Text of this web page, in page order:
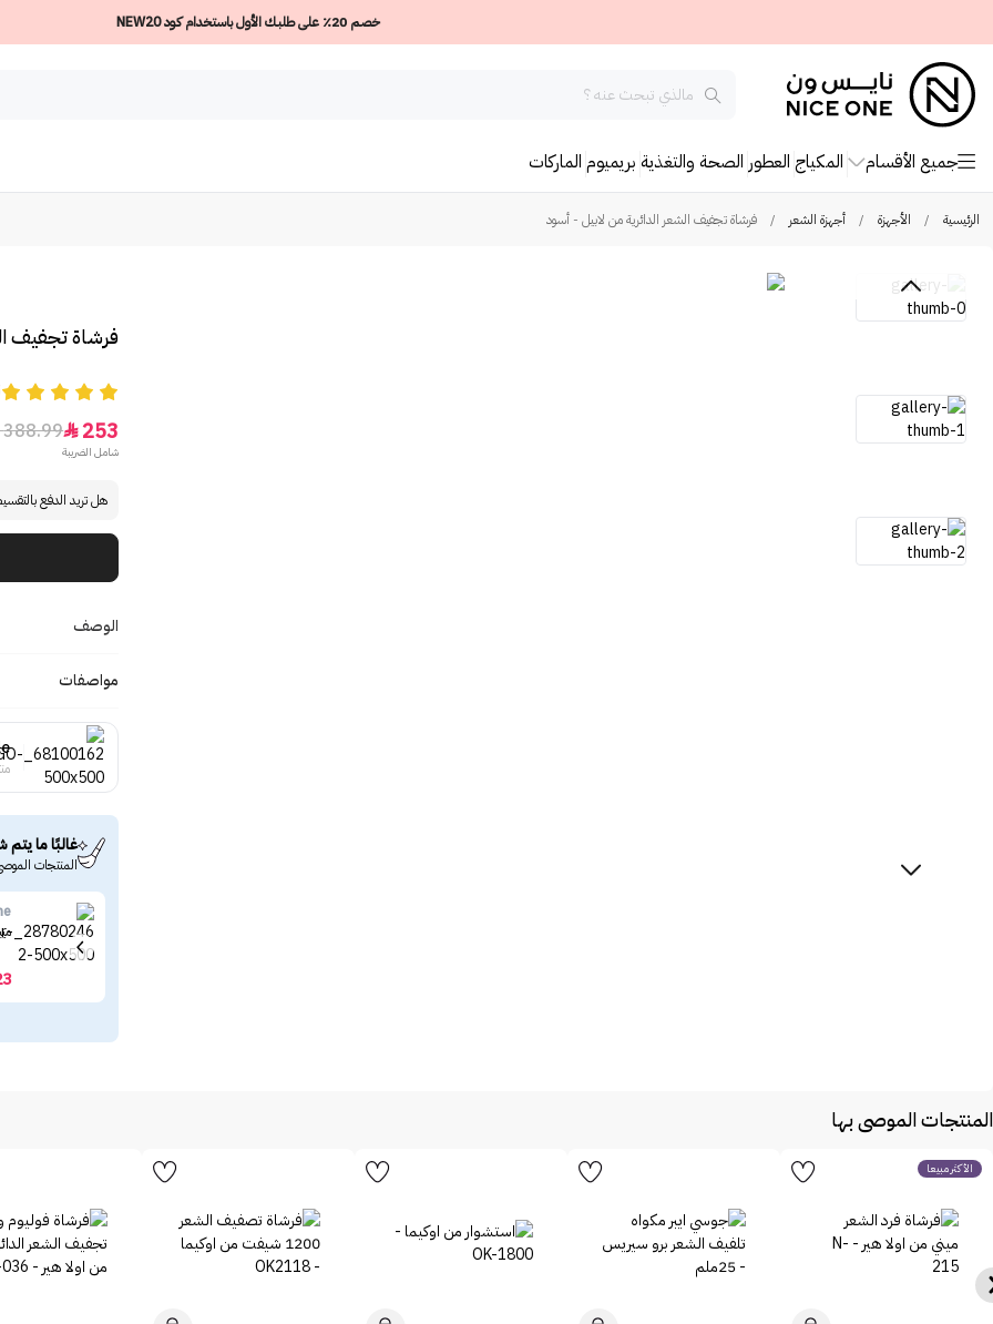
خصم 20٪ على طلبك الأول باستخدام كود NEW20
جميع الأقسام المكياج العطور الصحة والتغذية بريميوم الماركات
الرئيسية / الأجهزة / أجهزة الشعر / فرشاة تجفيف الشعر الدائرية من لابيل - أسود
فرشاة تجفيف
253

388.99
شامل الضريبة
هل تريد الدفع
الوصف
مواصفات
غالبًا ما يتم
المنتجات
المنتجات الموصى بها
الأكثر مبيعاً